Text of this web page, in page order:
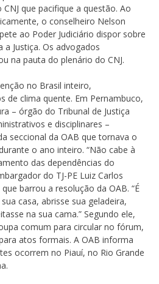
que pacifique a questão. Ao
o conselheiro Nelson
ao Poder Judiciário dispor sobre
Justiça. Os advogados
na pauta do plenário do CNJ.
no Brasil inteiro,
de clima quente. Em Pernambuco,
– órgão do Tribunal de Justiça
e disciplinares –
seccional da OAB que tornava o
o ano inteiro. “Não cabe à
das dependências do
do TJ-PE Luiz Carlos
barrou a resolução da OAB. “É
casa, abrisse sua geladeira,
na sua cama.” Segundo ele,
comum para circular no fórum,
atos formais. A OAB informa
ocorrem no Piauí, no Rio Grande